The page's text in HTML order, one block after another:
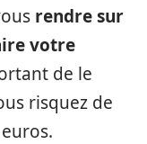
rendre sur
votre
de le
risquez de